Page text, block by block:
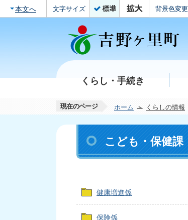
本文へ 文字サイズ 背景色変更
くらし・手続き
現在のページ ホーム くらしの情報
こども・保健課
健康増進係
保険係